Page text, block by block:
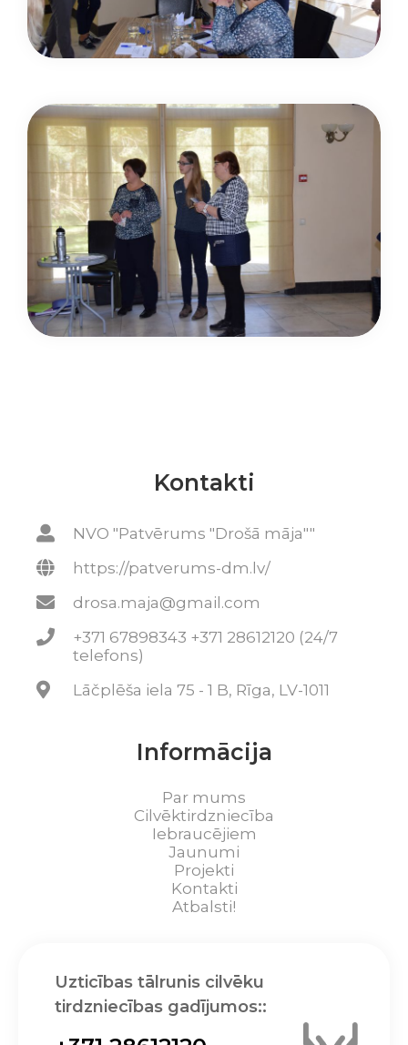
Kontakti
NVO "Patvērums "Drošā māja""
https://patverums-dm.lv/
drosa.maja@gmail.com
+371 67898343 +371 28612120 (24/7
telefons)
Lāčplēša iela 75 - 1 B, Rīga, LV-1011
Informācija
Par mums
Cilvēktirdzniecība
Iebraucējiem
Jaunumi
Projekti
Kontakti
Atbalsti!
Uzticības tālrunis cilvēku
tirdzniecības gadījumos::